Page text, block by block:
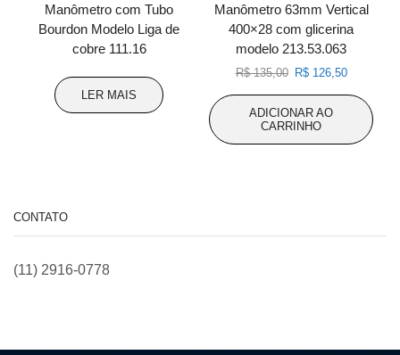
Manômetro com Tubo
Bourdon Modelo Liga de
cobre 111.16
LER MAIS
Manômetro 63mm Vertical
400×28 com glicerina
modelo 213.53.063
R$135,00 O
original
era:
R$126,50O
atual
R$
ADICIONAR AO
CARRINHO
CONTATO
(11) 2916-0778